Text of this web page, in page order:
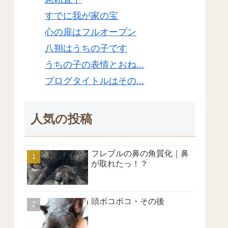
すでに我が家の宝
心の扉はフルオープン
八朔はうちの子です
うちの子の表情とおね...
ブログタイトルはその...
人気の投稿
フレブルの鼻の角質化｜鼻
が取れたっ！？
頭ボコボコ・その後